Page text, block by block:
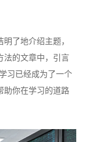
了地介绍主题，
法的文章中，引言
习已经成为了一个
助你在学习的道路